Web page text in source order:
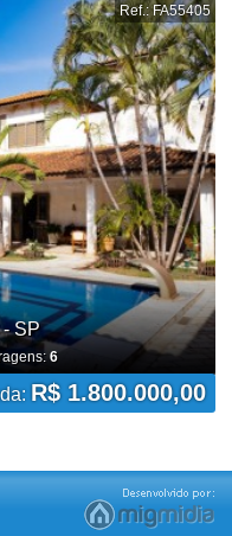
Ref.: FA55405
SP
6
R$ 1.800.000,00